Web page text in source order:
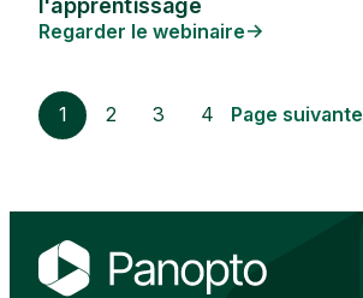
l'apprentissage
Regarder le webinaire
1 2 3 4 Page suivante